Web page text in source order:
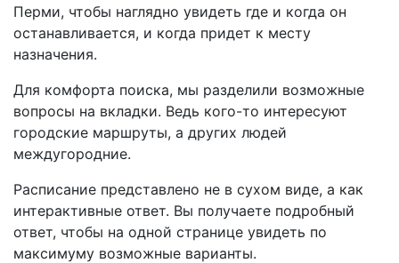
Перми, чтобы наглядно увидеть где и когда он
останавливается, и когда придет к месту
назначения.
Для комфорта поиска, мы разделили возможные
вопросы на вкладки. Ведь кого-то интересуют
городские маршруты, а других людей
междугородние.
Расписание представлено не в сухом виде, а как
интерактивные ответ. Вы получаете подробный
ответ, чтобы на одной странице увидеть по
максимуму возможные варианты.